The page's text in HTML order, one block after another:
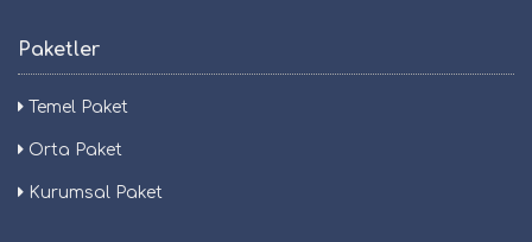
Paketler
Temel Paket
Orta Paket
Kurumsal Paket